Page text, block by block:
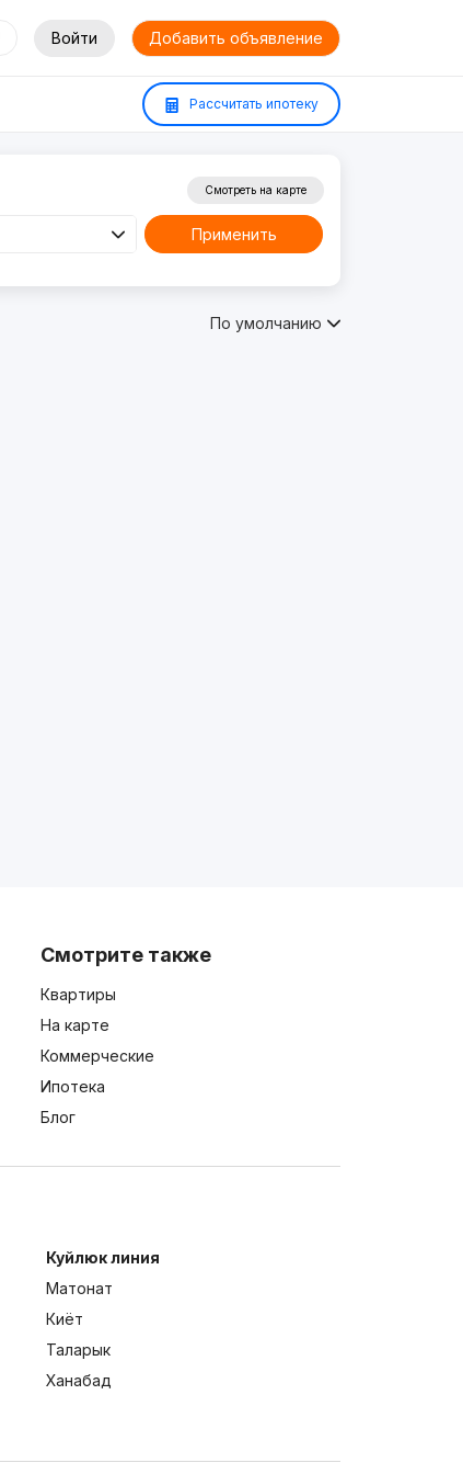
Войти Добавить объявление
Рассчитать ипотеку
Смотреть на карте
Применить
По умолчанию
Смотрите также
Квартиры
На карте
Коммерческие
Ипотека
Блог
Куйлюк линия
Матонат
Киёт
Таларык
Ханабад